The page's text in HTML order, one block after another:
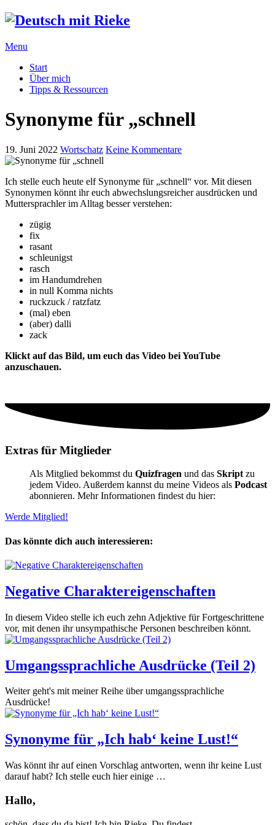
Menu
Start
Über mich
Tipps & Ressourcen
Synonyme für „schnell
19. Juni 2022 Wortschatz Keine Kommentare
Ich stelle euch heute elf Synonyme für „schnell“ vor. Mit diesen
Synonymen könnt ihr euch abwechslungsreicher ausdrücken und
Muttersprachler im Alltag besser verstehen:
zügig
fix
rasant
schleunigst
rasch
im Handumdrehen
in null Komma nichts
ruckzuck / ratzfatz
(mal) eben
(aber) dalli
zack
Klickt auf das Bild, um euch das Video bei YouTube
anzuschauen.
Extras für Mitglieder
Als Mitglied bekommst du Quizfragen und das Skript zu
jedem Video. Außerdem kannst du meine Videos als Podcast
abonnieren. Mehr Informationen findest du hier:
Werde Mitglied!
Das könnte dich auch interessieren:
Negative Charaktereigenschaften
In diesem Video stelle ich euch zehn Adjektive für Fortgeschrittene
vor, mit denen ihr unsympathische Personen beschreiben könnt.
Umgangssprachliche Ausdrücke (Teil 2)
Weiter geht's mit meiner Reihe über umgangssprachliche
Ausdrücke!
Synonyme für „Ich hab‘ keine Lust!“
Was könnt ihr auf einen Vorschlag antworten, wenn ihr keine Lust
darauf habt? Ich stelle euch hier einige …
Hallo,